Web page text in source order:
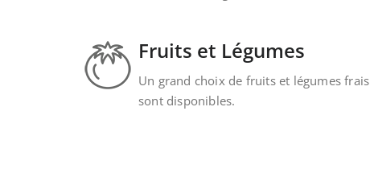
Fruits et Légumes
Un grand choix de fruits et légumes frais
sont disponibles.